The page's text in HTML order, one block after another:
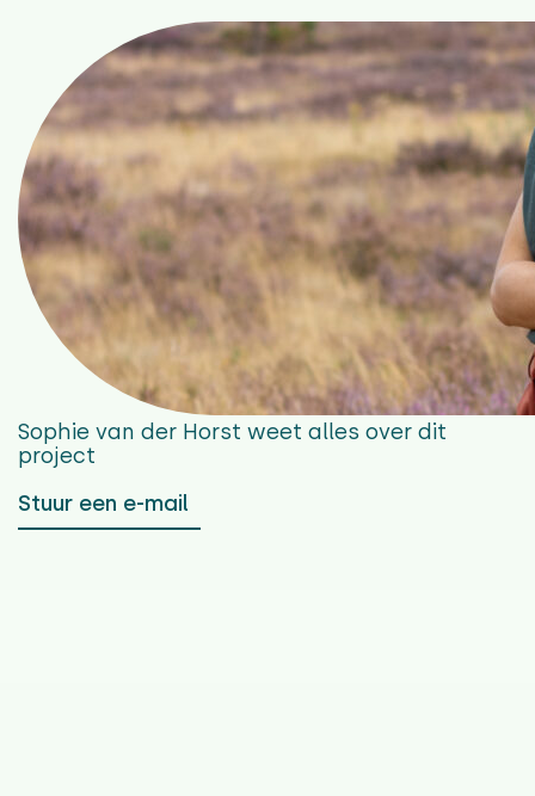
Sophie van der Horst weet alles over dit
project
Stuur een e-mail